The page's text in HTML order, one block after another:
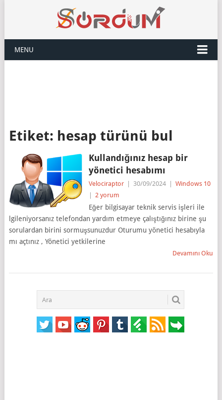
MENU
Etiket: hesap türünü bul
Kullandığınız hesap bir
yönetici hesabımı
Velociraptor 30/09/2024
Windows 10
2 yorum
Eğer bilgisayar teknik servis işleri ile
lgileniyorsanız telefondan yardım etmeye çalıştığınız birine şu
sorulardan birini sormuşsunuzdur Oturumu yönetici hesabıyla
mı açtınız , Yönetici yetkilerine
Devamını Oku